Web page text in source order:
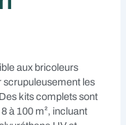
aux bricoleurs
scrupuleusement les
kits complets sont
à 100 m², incluant